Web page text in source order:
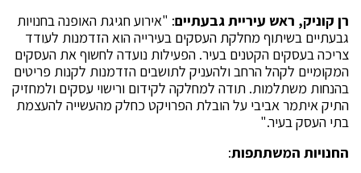
רן קוניק, ראש עיריית גבעתיים: "אירוע חגיגת האופנה בחנויות
גבעתיים בשיתוף מחלקת העסקים בעירייה הוא הזדמנות לעודד
צריכה בעסקים הקטנים בעיר. הפעילות נועדה לחשוף את העסקים
המקומיים לקהל הרחב ולהעניק לתושבים הזדמנות לקנות פריטים
בהנחות משתלמות. תודה למחלקה לקידום ורישוי עסקים ולמחזיק
התיק איתמר אביבי על הובלת הפרויקט כחלק מהעשייה להעצמת
בתי העסק בעיר."
החנויות המשתתפות: